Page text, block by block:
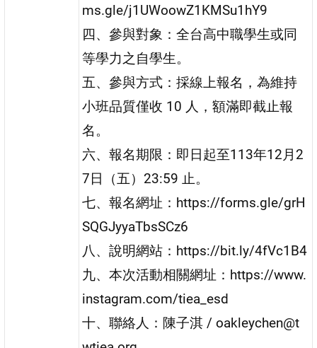
ms.gle/j1UWoowZ1KMSu1hY9
四、參與對象：全台高中職學生或同
等學力之自學生。
五、參與方式：採線上報名，為維持
小班品質僅收 10 人，額滿即截止報
名。
六、報名期限：即日起至113年12月2
7日（五）23:59 止。
七、報名網址：https://forms.gle/grH
SQGJyyaTbsSCz6
八、說明網站：https://bit.ly/4fVc1B4
九、本次活動相關網址：https://www.
instagram.com/tiea_esd
十、聯絡人：陳子淇 / oakleychen@t